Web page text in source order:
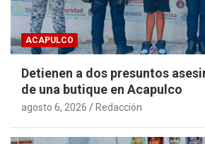
ACAPULCO
Detienen a dos presuntos
de una butique en Acapulco
agosto 6, 2026 Redacción